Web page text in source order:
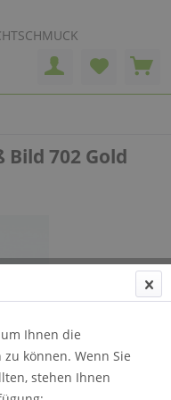
702 Gold
Ihnen die
können. Wenn Sie
stehen Ihnen